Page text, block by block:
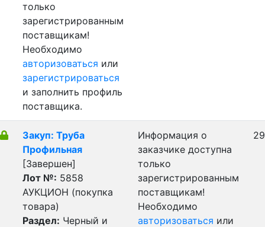
только
зарегистрированным
поставщикам!
Необходимо
авторизоваться или
зарегистрироваться
и заполнить профиль
поставщика.
Закуп: Труба
Профильная
[Завершен]
Лот №: 5858
АУКЦИОН (покупка
товара)
Раздел: Черный и
Информация о
заказчике доступна
только
зарегистрированным
поставщикам!
Необходимо
авторизоваться или